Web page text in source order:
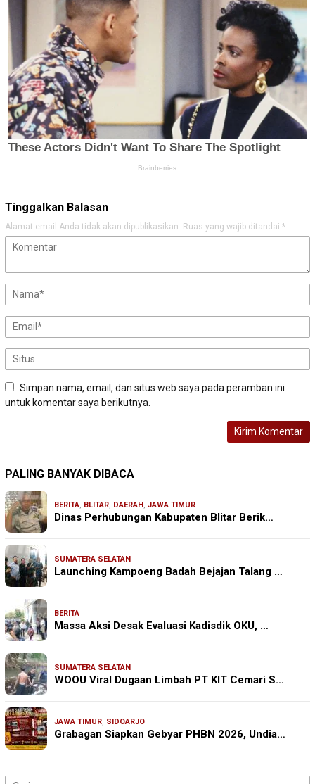
Tinggalkan Balasan
Alamat email Anda tidak akan dipublikasikan. Ruas yang wajib ditandai *
Simpan nama, email, dan situs web saya pada peramban ini
untuk komentar saya berikutnya.
PALING BANYAK DIBACA
BERITA, BLITAR, DAERAH , JAWA TIMUR
Dinas Perhubungan Kabupaten Blitar Berik…
SUMATERA SELATAN
Launching Kampoeng Badah Bejajan Talang …
BERITA
Massa Aksi Desak Evaluasi Kadisdik OKU, …
SUMATERA SELATAN
WOOU Viral Dugaan Limbah PT KIT Cemari S…
JAWA TIMUR, SIDOARJO
Grabagan Siapkan Gebyar PHBN 2026, Undia…